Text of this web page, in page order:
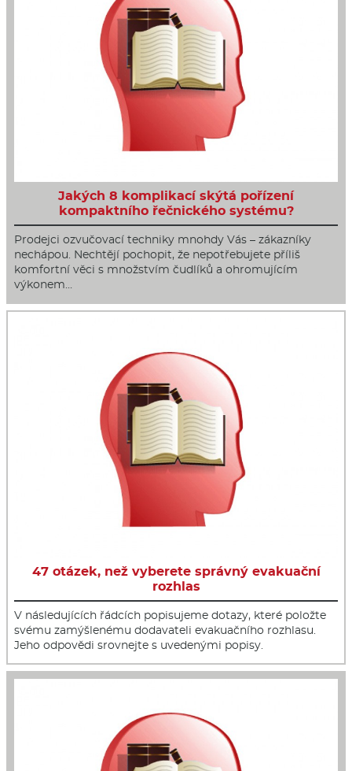
Jakých 8 komplikací skýtá pořízení
kompaktního řečnického systému?
Prodejci ozvučovací techniky mnohdy Vás – zákazníky
nechápou. Nechtějí pochopit, že nepotřebujete příliš
komfortní věci s množstvím čudlíků a ohromujícím
výkonem…
47 otázek, než vyberete správný evakuační
rozhlas
V následujících řádcích popisujeme dotazy, které položte
svému zamýšlenému dodavateli evakuačního rozhlasu.
Jeho odpovědi srovnejte s uvedenými popisy.